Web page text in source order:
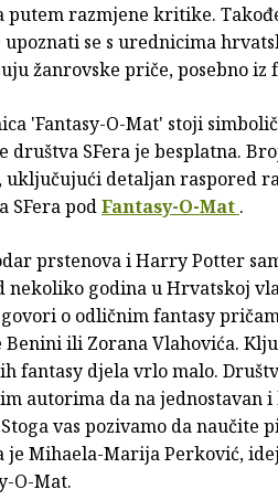
putem razmjene kritike.
se s urednicima
žanrovske priče, posebno iz
'Fantasy-O-Mat' stoji
društva SFera je besplatna.
uključujući detaljan raspored
SFera podFantasy-O-Mat .
prstenova i Harry Potter
nekoliko godina u Hrvatskoj
o odličnim fantasy
Benini ili Zorana Vlahovića.
fantasy djela vrlo malo.
autorima da na jednostavan
vas pozivamo da naučite
je Mihaela-Marija Perković,
O-Mat.